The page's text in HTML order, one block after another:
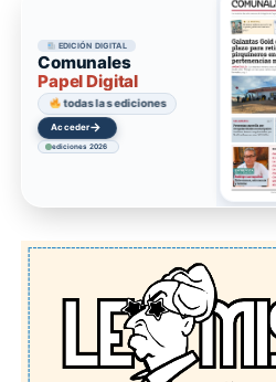
EDICIÓN DIGITAL
Comunales
Papel Digital
todas las ediciones
Acceder→
ediciones 2026